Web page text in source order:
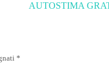
AUTOSTIMA
*